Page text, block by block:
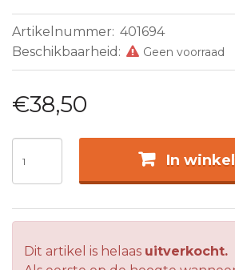
Artikelnummer: 401694
Beschikbaarheid:
Geen voorraad
€38,50
In
Dit artikel is helaas uitverkocht.